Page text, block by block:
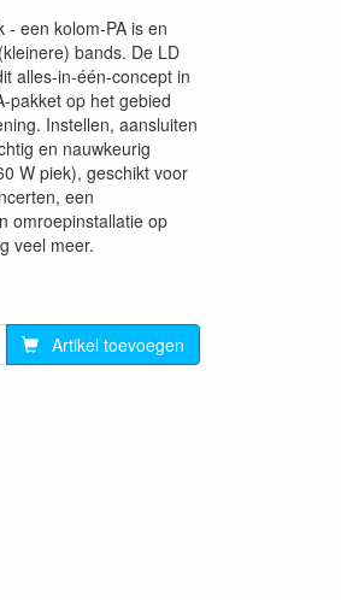
- een kolom-PA is en
bands. De LD
alles-in-één-concept in
pakket op het gebied
Instellen, aansluiten
en nauwkeurig
W piek), geschikt voor
een
omroepinstallatie op
veel meer.
Artikel toevoegen